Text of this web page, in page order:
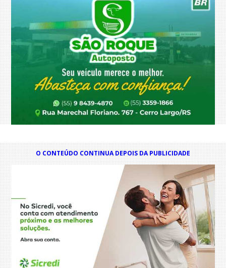
O CONTEÚDO CONTINUA DEPOIS DA PUBLICIDADE